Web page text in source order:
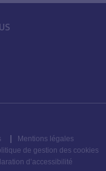
Mentions légales
de gestion des cookies
d’accessibilité